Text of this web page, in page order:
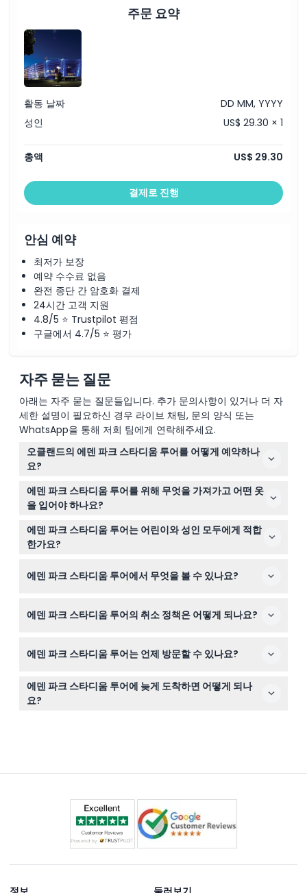
교환 방법
복장 규정
취소 정책
주문 요약
활동 날짜
DD MM, YYYY
성인
US$ 29.30 × 1
총액 US$ 29.30
결제로 진행
안심 예약
최저가 보장
예약 수수료 없음
완전 종단 간 암호화 결제
24시간 고객 지원
4.8/5 ⭐ Trustpilot 평점
구글에서 4.7/5 ⭐ 평가
자주 묻는 질문
아래는 자주 묻는 질문들입니다. 추가 문의사항이 있거나 더 자
세한 설명이 필요하신 경우 라이브 채팅, 문의 양식 또는
WhatsApp을 통해 저희 팀에게 연락해주세요.
오클랜드의 에덴 파크 스타디움 투어를 어떻게 예약하나
요?
이 웹사이트에서 간편하게 90분 가이드 투어를 온라인으로
예약할 수 있습니다. 원하는 날짜를 선택하면 예약 과정에
서 이용 가능 여부가 표시됩니다.
에덴 파크 스타디움 투어를 위해 무엇을 가져가고 어떤 옷
을 입어야 하나요?
편안한 워킹화를 신고, 투어의 일부가 야외이므로 태양으로
부터 보호할 선글라스나 모자를 챙기세요.
에덴 파크 스타디움 투어는 어린이와 성인 모두에게 적합
한가요?
모두 환영하여 가족 친화적인 활동으로 좋습니다.
에덴 파크 스타디움 투어에서 무엇을 볼 수 있나요?
번 필드 등 상징적인 장소를 탐험하며 스타디움의 풍부한
에덴 파크 스타디움 투어의 취소 정책은 어떻게 되나요?
약 전 계획을 확실히 하시기 바랍니다.
에덴 파크 스타디움 투어는 언제 방문할 수 있나요?
투어는 목요일부터 일요일까지 오후 2시에 시작하며(변동
가능 — 예약 시 확인 필요) 방문 계획을 세우실 수 있습니
다.
에덴 파크 스타디움 투어에 늦게 도착하면 어떻게 되나
요?